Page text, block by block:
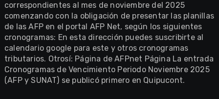
correspondientes al mes de noviembre del 2025
comenzando con la obligación de presentar las planillas
de las AFP en el portal AFP Net, según los siguientes
cronogramas: En esta dirección puedes suscribirte al
calendario google para este y otros cronogramas
tributarios. Otrosí: Página de AFPnet Página La entrada
Cronogramas de Vencimiento Periodo Noviembre 2025
(AFP y SUNAT) se publicó primero en Quipucont.